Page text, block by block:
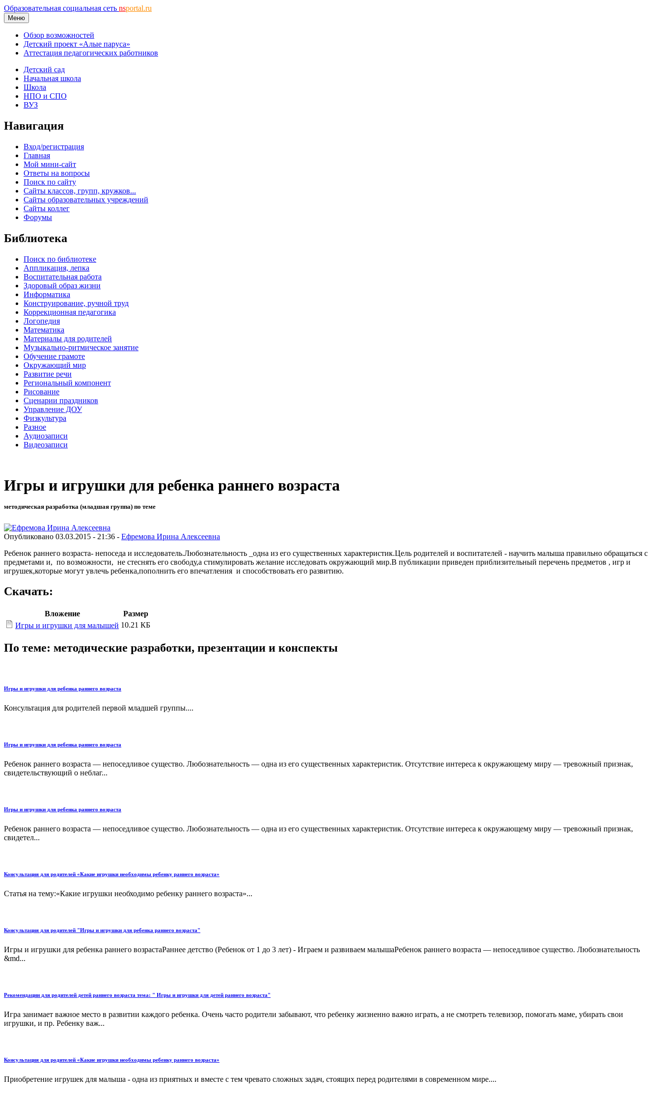
Образовательная социальная сеть nsportal.ru
Меню
Обзор возможностей
Детский проект «Алые паруса»
Аттестация педагогических работников
Детский сад
Начальная школа
Школа
НПО и СПО
ВУЗ
Навигация
Вход/регистрация
Главная
Мой мини-сайт
Ответы на вопросы
Поиск по сайту
Сайты классов, групп, кружков...
Сайты образовательных учреждений
Сайты коллег
Форумы
Библиотека
Поиск по библиотеке
Аппликация, лепка
Воспитательная работа
Здоровый образ жизни
Информатика
Конструирование, ручной труд
Коррекционная педагогика
Логопедия
Математика
Материалы для родителей
Музыкально-ритмическое занятие
Обучение грамоте
Окружающий мир
Развитие речи
Региональный компонент
Рисование
Сценарии праздников
Управление ДОУ
Физкультура
Разное
Аудиозаписи
Видеозаписи
Игры и игрушки для ребенка раннего возраста
методическая разработка (младшая группа) по теме
Опубликовано 03.03.2015 - 21:36 - Ефремова Ирина Алексеевна
Ребенок раннего возраста- непоседа и исследователь.Любознательность _одна из его существенных характеристик.Цель родителей и воспитателей - научить малыша правильно обращаться с
предметами и, по возможности, не стеснять его свободу,а стимулировать желание исследовать окружающий мир.В публикации приведен приблизительный перечень предметов , игр и
игрушек,которые могут увлечь ребенка,пополнить его впечатления и способствовать его развитию.
Скачать:
Вложение
Размер
Игры и игрушки для малышей 10.21 КБ
По теме: методические разработки, презентации и конспекты
Игры и игрушки для ребенка раннего возраста
Консультация для родителей первой младшей группы....
Игры и игрушки для ребенка раннего возраста
Ребенок раннего возраста — непоседливое существо. Любознательность — одна из его существенных характеристик. Отсутствие интереса к окружающему миру — тревожный признак,
свидетельствующий о неблаг...
Игры и игрушки для ребенка раннего возраста
Ребенок раннего возраста — непоседливое существо. Любознательность — одна из его существенных характеристик. Отсутствие интереса к окружающему миру — тревожный признак,
свидетел...
Консультация для родителей «Какие игрушки необходимы ребенку раннего возраста»
Статья на тему:«Какие игрушки необходимо ребенку раннего возраста»...
Консультация для родителей "Игры и игрушки для ребенка раннего возраста"
Игры и игрушки для ребенка раннего возрастаРаннее детство (Ребенок от 1 до 3 лет) - Играем и развиваем малышаРебенок раннего возраста — непоседливое существо. Любознательность
&md...
Рекомендации для родителей детей раннего возраста тема: " Игры и игрушки для детей раннего возраста"
Игра занимает важное место в развитии каждого ребенка. Очень часто родители забывают, что ребенку жизненно важно играть, а не смотреть телевизор, помогать маме, убирать свои
игрушки, и пр. Ребенку важ...
Консультация для родителей «Какие игрушки необходимы ребенку раннего возраста»
Приобретение игрушек для малыша - одна из приятных и вместе с тем чревато сложных задач, стоящих перед родителями в современном мире....